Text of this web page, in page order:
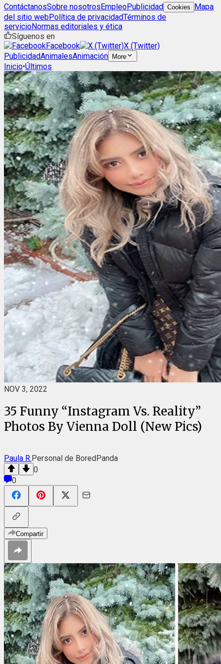
ContáctanosSobre nosotrosEmpleoPublicidad Cookies
Mapa
del sitio webPolítica de privacidadTérminos de
servicioNormas editoriales y ética
Síguenos en
Facebook
X (Twitter)
PublicidadAnimalesAnimación More
Inicio•Últimos
NOV 3, 2022
35 Funny “Instagram Vs. Reality”
Photos By Vienna Doll (New Pics)
Paula R.Personal de BoredPanda
0
0
Compartir